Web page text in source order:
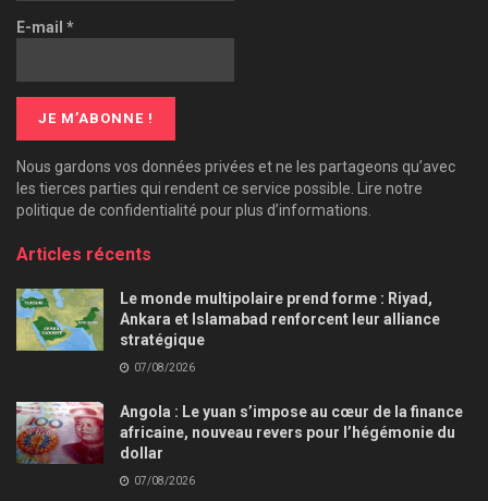
E-mail *
Nous gardons vos données privées et ne les partageons qu’avec
les tierces parties qui rendent ce service possible. Lire notre
politique de confidentialité pour plus d’informations.
Articles récents
Le monde multipolaire prend forme : Riyad,
Ankara et Islamabad renforcent leur alliance
stratégique
07/08/2026
Angola : Le yuan s’impose au cœur de la finance
africaine, nouveau revers pour l’hégémonie du
dollar
07/08/2026